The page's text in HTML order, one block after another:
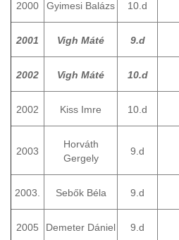
2000 Gyimesi Balázs 10.d
2001 Vigh Máté 9.d
2002 Vigh Máté 10.d
2002 Kiss Imre 10.d
2003
Horváth
Gergely
9.d
2003. Sebők Béla 9.d
2005 Demeter Dániel 9.d